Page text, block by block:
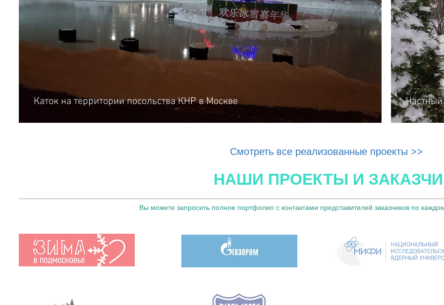
Каток на территории посольства КНР в Москве
Смотреть все реализованные проекты >>
НАШИ ПРОЕКТЫ И
Вы можете запросить полное портфолио с контактами представителей заказчиков по